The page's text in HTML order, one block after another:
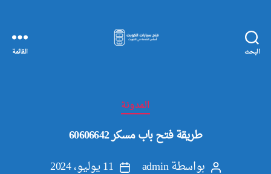
البحث
الكويت
القائمة
التصنيفاتالمدونة
طريقة فتح باب مسكر 60606642
بواسطةadmin 11 يوليو، 2024